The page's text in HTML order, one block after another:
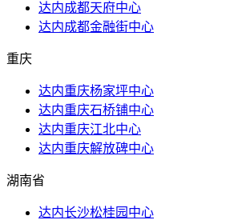
达内成都天府中心
达内成都金融街中心
重庆
达内重庆杨家坪中心
达内重庆石桥铺中心
达内重庆江北中心
达内重庆解放碑中心
湖南省
达内长沙松桂园中心